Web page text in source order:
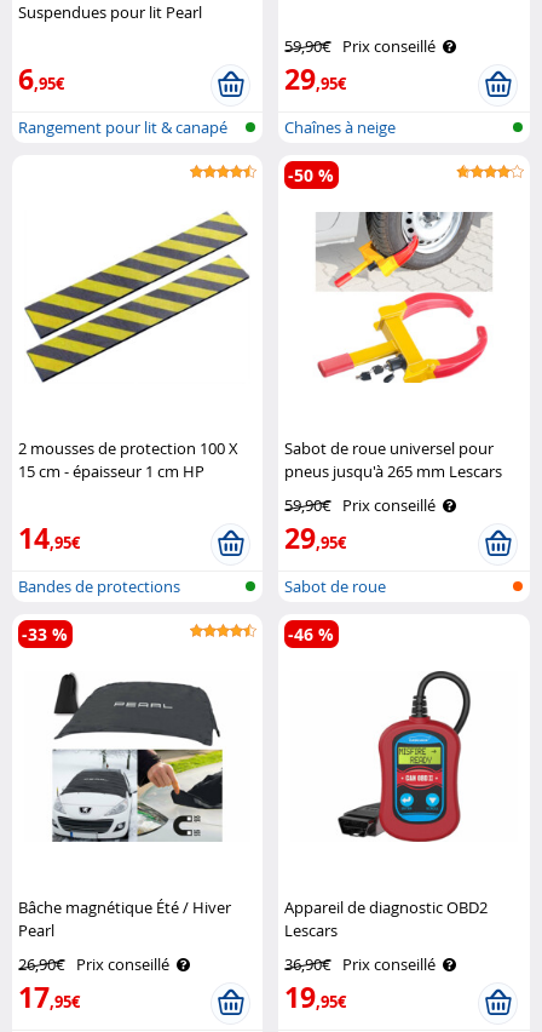
Suspendues pour lit Pearl
6,95€
Rangement pour lit & canapé
59,90€ Prix conseillé
29,95€
Chaînes à neige
2 mousses de protection 100 X
15 cm - épaisseur 1 cm HP
14,95€
Bandes de protections
portières/cof..
Sabot de roue universel pour
pneus jusqu'à 265 mm Lescars
59,90€ Prix conseillé
29,95€
-50 %
Sabot de roue
Bâche magnétique Été / Hiver
Pearl
26,90€ Prix conseillé
17,95€
-33 %
Appareil de diagnostic OBD2
Lescars
36,90€ Prix conseillé
19,95€
-46 %